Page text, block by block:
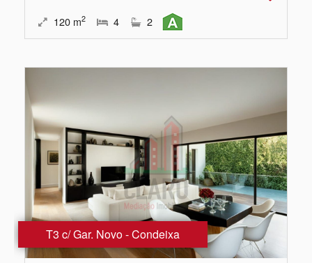
120 m2 4 2
T3 c/ Gar. Novo - Condeixa